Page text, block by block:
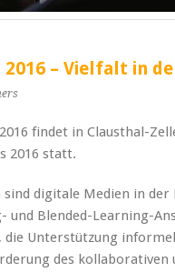
2016 – Vielfalt in
findet in Clausthal-
2016 statt.
sind digitale Medien in
und Blended-Learning-
die Unterstützung
des